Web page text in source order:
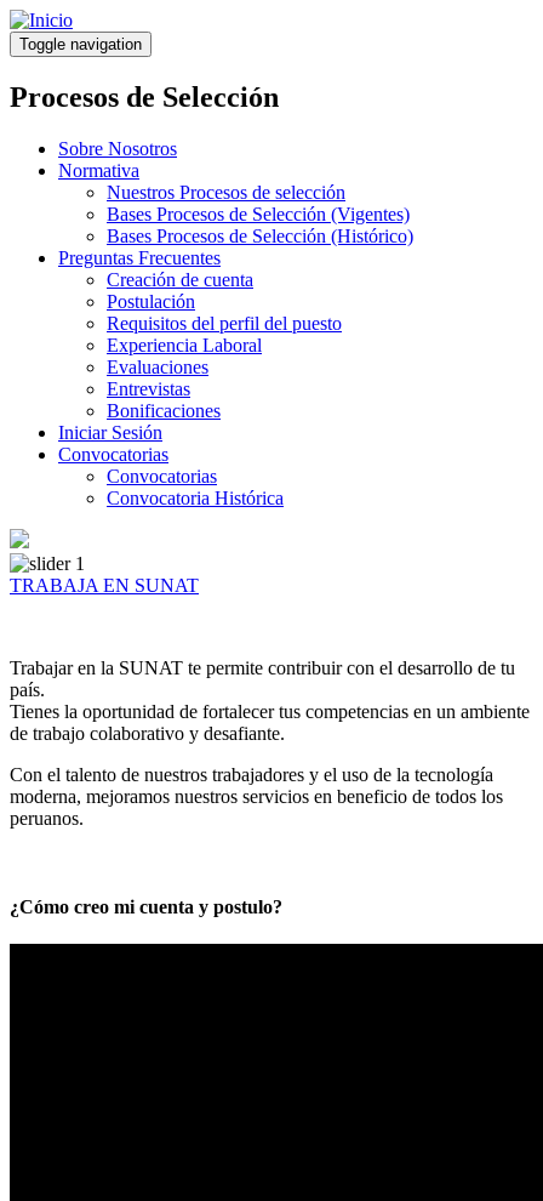
Pasar
al
contenido
principal
Toggle navigation
Procesos de Selección
Sobre Nosotros
Normativa
Nuestros Procesos de selección
Bases Procesos de Selección (Vigentes)
Bases Procesos de Selección (Histórico)
Preguntas Frecuentes
Creación de cuenta
Postulación
Requisitos del perfil del puesto
Experiencia Laboral
Evaluaciones
Entrevistas
Bonificaciones
Iniciar Sesión
Convocatorias
Convocatorias
Convocatoria Histórica
TRABAJA EN SUNAT
Trabajar en la SUNAT te permite contribuir con el desarrollo de tu
país.
Tienes la oportunidad de fortalecer tus competencias en un ambiente
de trabajo colaborativo y desafiante.
Con el talento de nuestros trabajadores y el uso de la tecnología
moderna, mejoramos nuestros servicios en beneficio de todos los
peruanos.
¿Cómo creo mi cuenta y postulo?